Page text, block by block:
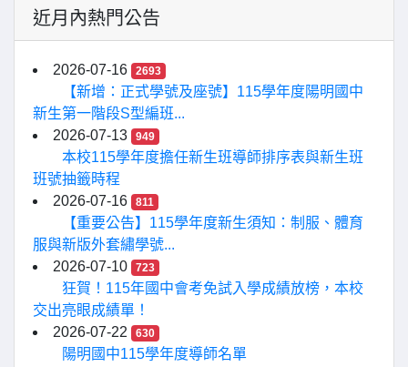
近月內熱門公告
2026-07-16 2693
【新增：正式學號及座號】115學年度陽明國中
新生第一階段S型編班...
2026-07-13
949
本校115學年度擔任新生班導師排序表與新生班
班號抽籤時程
2026-07-16
811
【重要公告】115學年度新生須知：制服、體育
服與新版外套繡學號...
2026-07-10
723
狂賀！115年國中會考免試入學成績放榜，本校
交出亮眼成績單！
2026-07-22
630
陽明國中115學年度導師名單